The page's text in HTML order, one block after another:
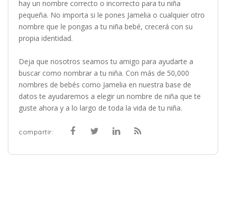
hay un nombre correcto o incorrecto para tu niña
pequeña. No importa si le pones Jamelia o cualquier otro
nombre que le pongas a tu niña bebé, crecerá con su
propia identidad.
Deja que nosotros seamos tu amigo para ayudarte a
buscar como nombrar a tu niña. Con más de 50,000
nombres de bebés como Jamelia en nuestra base de
datos te ayudaremos a elegir un nombre de niña que te
guste ahora y a lo largo de toda la vida de tu niña.
compartir: